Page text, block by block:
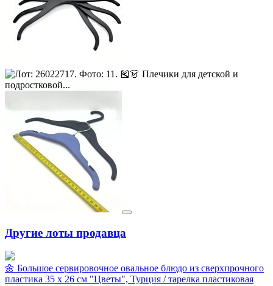
Другие лоты продавца
🌼 Большое cервировочное овальное блюдо из сверхпрочного
пластика 35 х 26 см "Цветы", Турция / тарелка пластиковая